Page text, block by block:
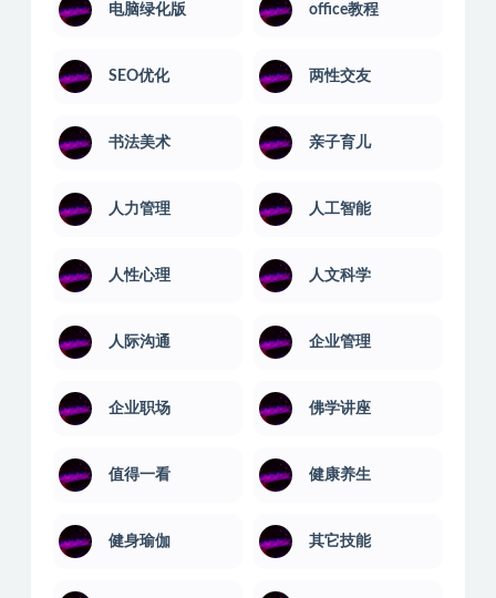
电脑绿化版 office教程
SEO优化 两性交友
书法美术 亲子育儿
人力管理 人工智能
人性心理 人文科学
人际沟通 企业管理
企业职场 佛学讲座
值得一看 健康养生
健身瑜伽 其它技能